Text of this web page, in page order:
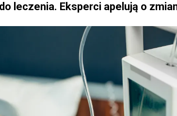
leczenia. Eksperci apelują o